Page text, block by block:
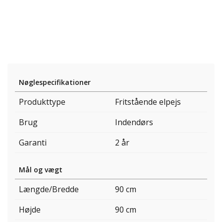
Nøglespecifikationer
Produkttype
Fritstående elpejs
Brug
Indendørs
Garanti
2 år
Mål og vægt
Længde/Bredde
90 cm
Højde
90 cm